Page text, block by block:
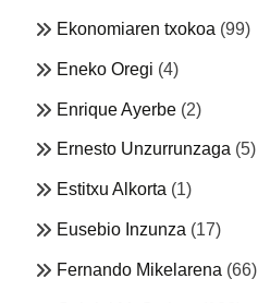
Ekonomiaren txokoa (99)
Eneko Oregi (4)
Enrique Ayerbe (2)
Ernesto Unzurrunzaga (5)
Estitxu Alkorta (1)
Eusebio Inzunza (17)
Fernando Mikelarena (66)